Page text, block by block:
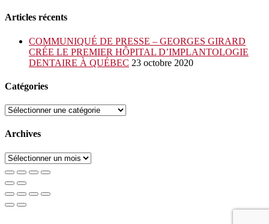
Articles récents
COMMUNIQUÉ DE PRESSE – GEORGES GIRARD
CRÉE LE PREMIER HÔPITAL D’IMPLANTOLOGIE
DENTAIRE À QUÉBEC 23 octobre 2020
Catégories
Catégories
Archives
Archives